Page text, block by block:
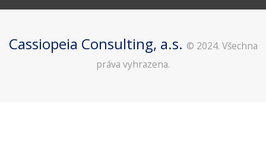
Cassiopeia Consulting, a.s. © 2024. Všechna
práva vyhrazena.